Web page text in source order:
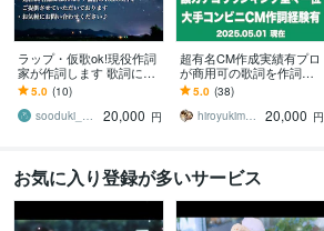
ラップ・仮歌ok!現役作詞
家が作詞します 歌詞にこ
だわりを求める方は是非
お問い合わせください！
5.0 (10)
sooduki_marika
20,000 円
超有名CM作成実績有プロ
が商用可の歌詞を作詞し
ます 元プロラッパーの作
詞｜商用利用可・著作権
譲渡★韻カテゴリ1位
5.0 (38)
hiroyukimpss
20,000 円
お気に入り登録が多いサービス